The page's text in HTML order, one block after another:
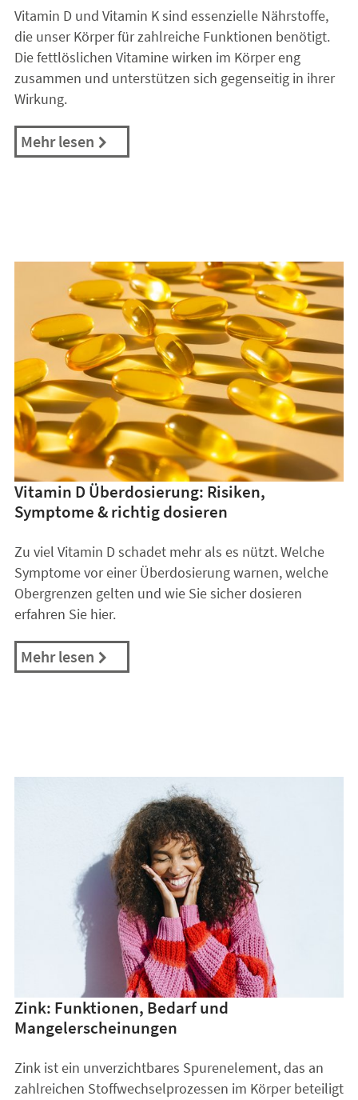
Vitamin D und Vitamin K sind essenzielle Nährstoffe,
die unser Körper für zahlreiche Funktionen benötigt.
Die fettlöslichen Vitamine wirken im Körper eng
zusammen und unterstützen sich gegenseitig in ihrer
Wirkung.
Mehr lesen
Vitamin D Überdosierung: Risiken,
Symptome & richtig dosieren
Zu viel Vitamin D schadet mehr als es nützt. Welche
Symptome vor einer Überdosierung warnen, welche
Obergrenzen gelten und wie Sie sicher dosieren
erfahren Sie hier.
Mehr lesen
Zink: Funktionen, Bedarf und
Mangelerscheinungen
Zink ist ein unverzichtbares Spurenelement, das an
zahlreichen Stoffwechselprozessen im Körper beteiligt